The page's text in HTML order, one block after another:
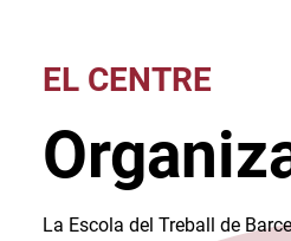
EL CENTRE
La Escola del Treball de